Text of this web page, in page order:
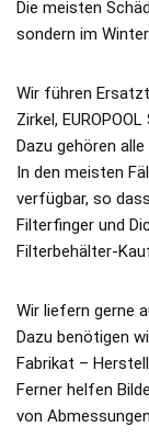
Die meisten
sondern im Winter.
Wir führen
Zirkel, EUROPOOL
Dazu gehören
In den meisten
verfügbar, so
Filterfinger und
Filterbehälter-
Wir liefern gerne
Dazu benötigen
Fabrikat –
Ferner helfen
von